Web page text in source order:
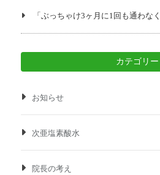
「ぶっちゃけ3ヶ月に1回も通わな
カテゴリー
お知らせ
次亜塩素酸水
院長の考え